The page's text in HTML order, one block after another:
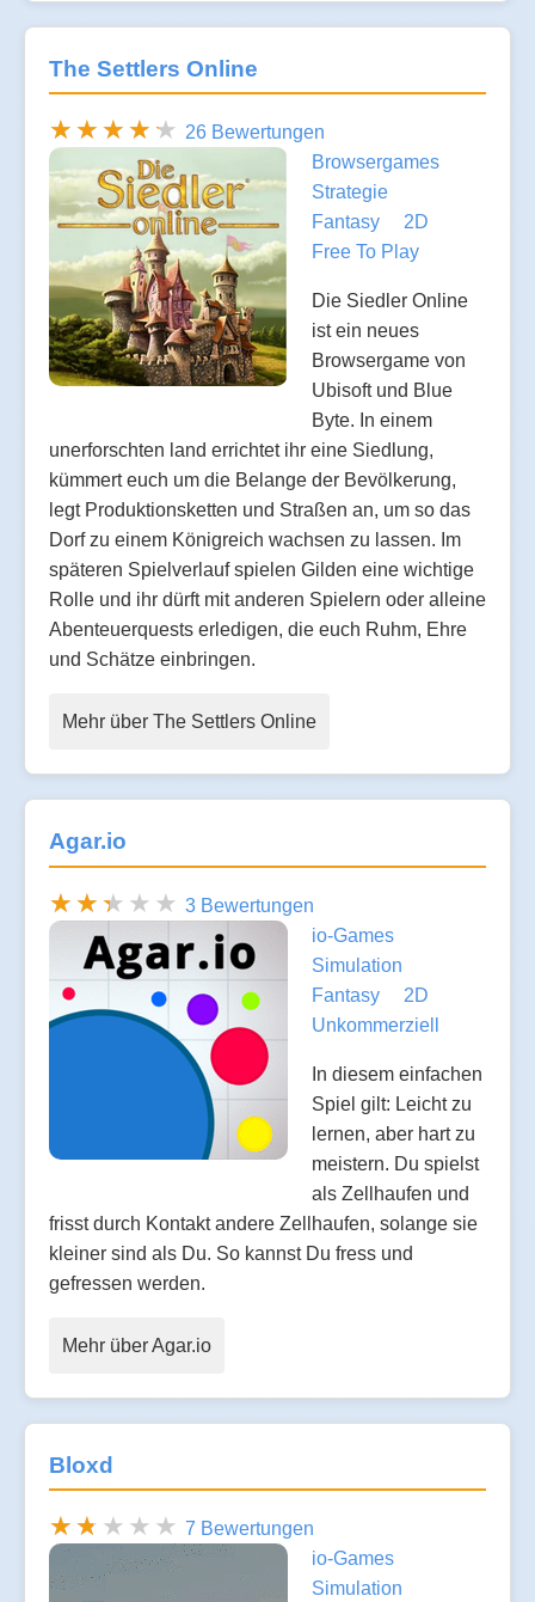
The Settlers Online
26 Bewertungen
Browsergames
Strategie
Fantasy
2D
Free To Play
Die Siedler Online
ist ein neues
Browsergame von
Ubisoft und Blue
Byte. In einem
unerforschten land errichtet ihr eine Siedlung,
kümmert euch um die Belange der Bevölkerung,
legt Produktionsketten und Straßen an, um so das
Dorf zu einem Königreich wachsen zu lassen. Im
späteren Spielverlauf spielen Gilden eine wichtige
Rolle und ihr dürft mit anderen Spielern oder alleine
Abenteuerquests erledigen, die euch Ruhm, Ehre
und Schätze einbringen.
Mehr über The Settlers Online
Agar.io
3 Bewertungen
io-Games
Simulation
Fantasy
2D
Unkommerziell
In diesem einfachen
Spiel gilt: Leicht zu
lernen, aber hart zu
meistern. Du spielst
als Zellhaufen und
frisst durch Kontakt andere Zellhaufen, solange sie
kleiner sind als Du. So kannst Du fress und
gefressen werden.
Mehr über Agar.io
Bloxd
7 Bewertungen
io-Games
Simulation